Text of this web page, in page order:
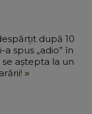
a spus „adio” în
aștepta la un